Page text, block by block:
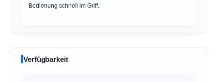
Bedienung schnell im Griff.
Verfügbarkeit